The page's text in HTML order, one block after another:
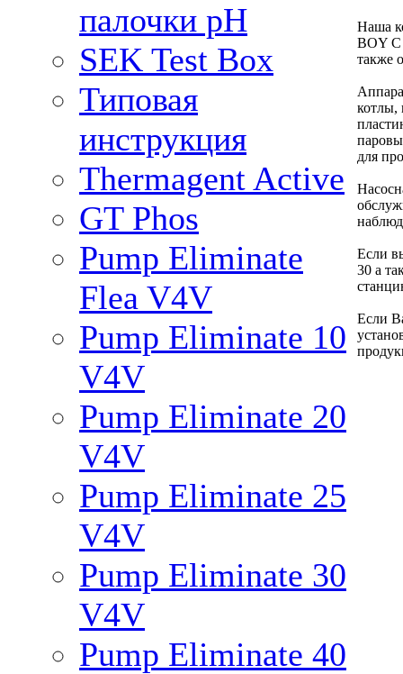
палочки pH
SEK Test Box
Типовая
инструкция
Thermagent Active
GT Phos
Pump Eliminate
Flea V4V
Pump Eliminate 10
V4V
Pump Eliminate 20
V4V
Pump Eliminate 25
V4V
Pump Eliminate 30
V4V
Pump Eliminate 40
Наша
BOY C
также
котлы,
для
Если
30 а
Если